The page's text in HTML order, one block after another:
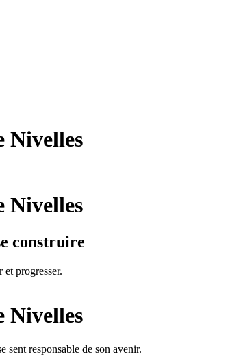
Nivelles
Nivelles
construire
et progresser.
Nivelles
sent responsable de son avenir.